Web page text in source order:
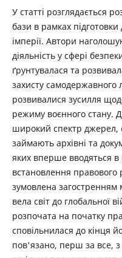
У статті розглядається
бази в рамках підготовки
імперії. Автори
діяльність у сфері
ґрунтувалася та
захисту самодержавного
розвивалися зусилля
режиму воєнного стану.
широкий спектр джерел,
займають архівні та
яких вперше вводяться в
встановлення правового
зумовлена загостренням
вела світ до глобальної
розпочата на початку
сповільнилася до кінця
пов'язано, перш за все,